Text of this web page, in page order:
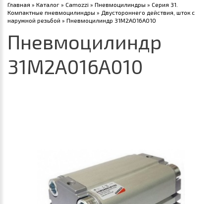
Главная » Каталог » Camozzi » Пневмоцилиндры » Серия 31.
Компактные пневмоцилиндры » Двустороннего действия, шток с
наружной резьбой » Пневмоцилиндр 31M2A016A010
Пневмоцилиндр
31M2A016A010